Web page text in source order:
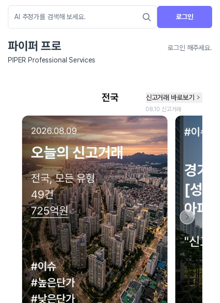
로그인
파이퍼 프로
로그인 해주세요.
PIPER Professional Services
네이버 지도 연결 안내
현재 네이버 지도 연결이 원활하지 않아 지도를 불러올 수 없습니다.
이용에 불편을 드려 죄송합니다.
다시 시도